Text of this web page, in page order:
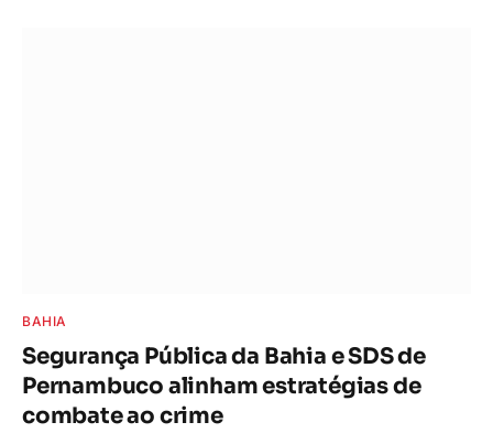
BAHIA
Segurança Pública da Bahia e SDS de
Pernambuco alinham estratégias de
combate ao crime